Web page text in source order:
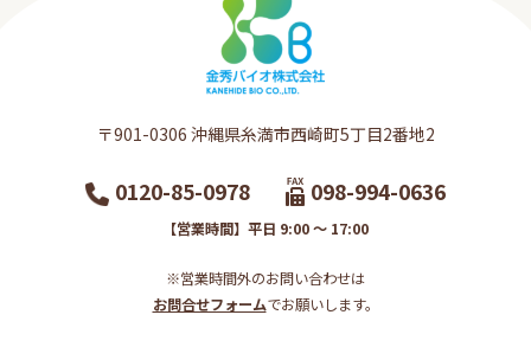
〒901-0306​ 沖縄県糸満市西崎町5丁目2番地2​
0120-85-0978 098-994-0636
【営業時間】平日 9:00 ～ 17:00
※営業時間外のお問い合わせは
お問合せフォームでお願いします。​